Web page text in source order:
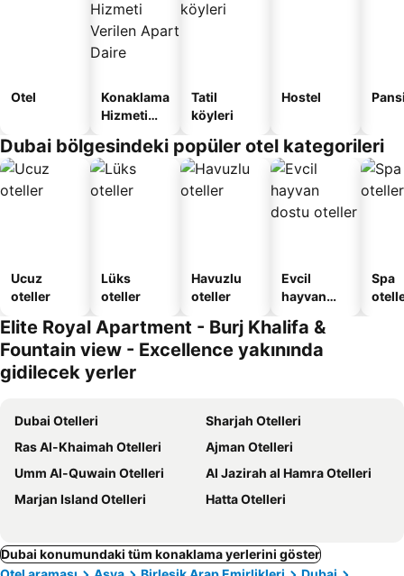
Otel
Konaklama
Hizmeti
Apart
Daire
Tatil
köyleri
Hostel
Dubai bölgesindeki popüler otel kategorileri
Ucuz
oteller
Lüks
oteller
Havuzlu
oteller
Evcil
hayvan
oteller
Spa
Elite Royal Apartment - Burj Khalifa &
Fountain view - Excellence yakınında
gidilecek yerler
Dubai Otelleri
Sharjah Otelleri
Ras Al-Khaimah Otelleri
Ajman Otelleri
Umm Al-Quwain Otelleri
Al Jazirah al Hamra Otelleri
Marjan Island Otelleri
Hatta Otelleri
Dubai konumundaki tüm konaklama yerlerini göster